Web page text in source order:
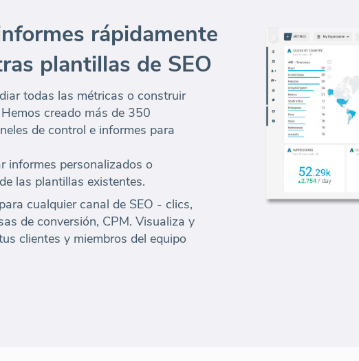
rápidamente
plantillas de SEO
todas las métricas o construir
creado más de 350
de control e informes para
informes personalizados o
las plantillas existentes.
cualquier canal de SEO - clics,
de conversión, CPM. Visualiza y
clientes y miembros del equipo